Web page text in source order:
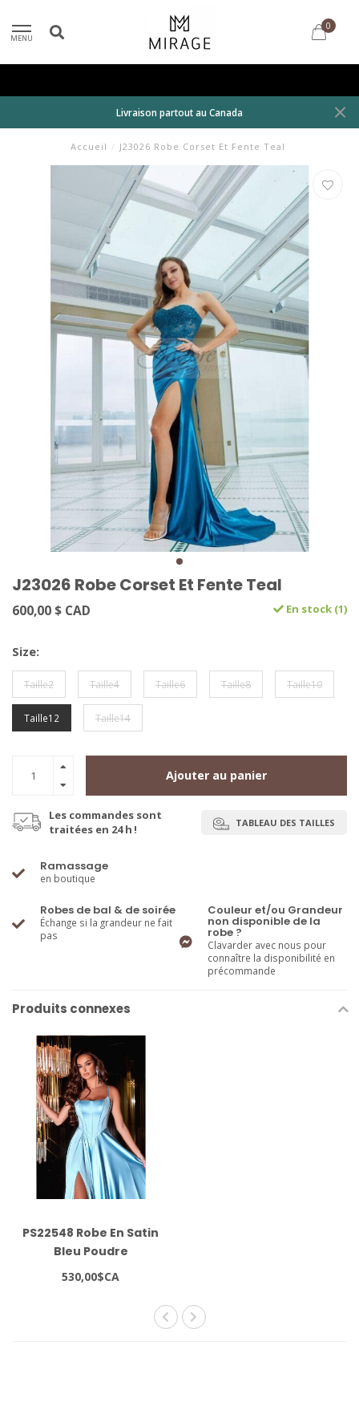
MENU
0
Livraison partout au Canada
Accueil / J23026 Robe Corset Et Fente Teal
J23026 Robe Corset Et Fente Teal
600,00 $ CAD En stock (1)
Size:
Taille2 Taille4 Taille6 Taille8 Taille10
Taille12 Taille14
Ajouter au panier
Les commandes sont
traitées en 24 h !
TABLEAU DES TAILLES
Ramassage
en boutique
Robes de bal & de soirée
Échange si la grandeur ne fait
pas
Couleur et/ou Grandeur
non disponible de la
robe ?
Clavarder avec nous pour
connaître la disponibilité en
précommande
Produits connexes
PS22548 Robe En Satin
Bleu Poudre
530,00$CA